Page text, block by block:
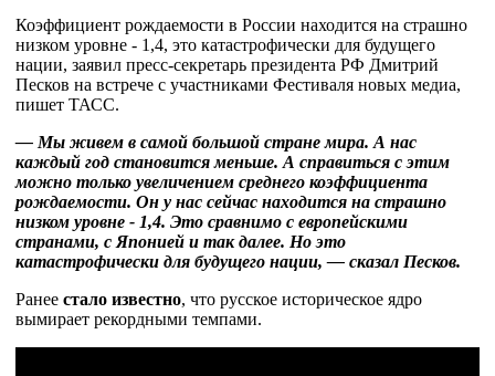
Коэффициент рождаемости в России находится на страшно
низком уровне - 1,4, это катастрофически для будущего
нации, заявил пресс-секретарь президента РФ Дмитрий
Песков на встрече с участниками Фестиваля новых медиа,
пишет ТАСС.
— Мы живем в самой большой стране мира. А нас
каждый год становится меньше. А справиться с этим
можно только увеличением среднего коэффициента
рождаемости. Он у нас сейчас находится на страшно
низком уровне - 1,4. Это сравнимо с европейскими
странами, с Японией и так далее. Но это
катастрофически для будущего нации, — сказал Песков.
Ранее стало известно, что русское историческое ядро
вымирает рекордными темпами.